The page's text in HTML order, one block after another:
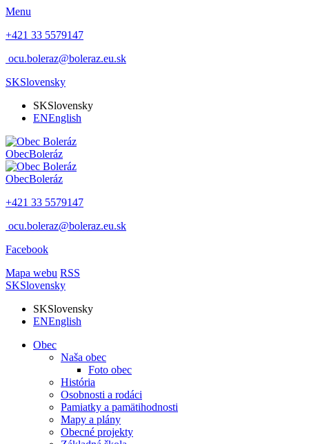
Menu
+421 33 5579147
ocu.boleraz@boleraz.eu.sk
SKSlovensky
SKSlovensky
ENEnglish
ObecBoleráz
ObecBoleráz
+421 33 5579147
ocu.boleraz@boleraz.eu.sk
Facebook
Mapa webu RSS
SKSlovensky
SKSlovensky
ENEnglish
Obec
Naša obec
Foto obec
História
Osobnosti a rodáci
Pamiatky a pamätihodnosti
Mapy a plány
Obecné projekty